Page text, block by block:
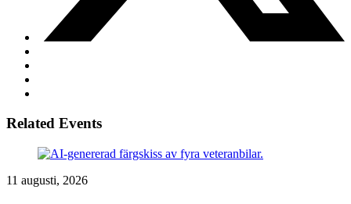
Related Events
11 augusti, 2026